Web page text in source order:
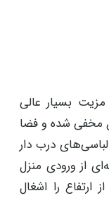
بسیار عالی
مخفی شده و فضا
درب دار
از ورودی منزل
را اشغال